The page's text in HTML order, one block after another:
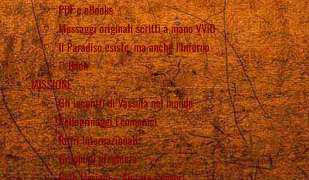
PDF e eBooks
Messaggi originali scritti a mano VViD
Il Paradiso esiste, ma anche l’Inferno
Back
MISSIONE
Gli incontri di Vassula nel mondo
Pellegrinaggi Ecumenici
Ritiri Internazionali
Gruppi di preghiera